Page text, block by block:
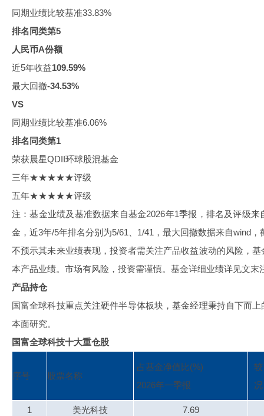
同期业绩比较基准33.83%
排名同类第5
人民币A份额
近5年收益109.59%
最大回撤-34.53%
VS
同期业绩比较基准6.06%
排名同类第1
荣获晨星QDII环球股混基金
三年★★★★★评级
五年★★★★★评级
注：基金业绩及基准数据来自基金2026年1季报，排名及评级
金，近3年/5年排名分别为5/61、1/41，最大回撤数据来自wind
不预示其未来业绩表现，投资者需关注产品收益波动的风险，
本产品业绩。市场有风险，投资需谨慎。基金详细业绩详见文末
产品持仓
国富全球科技重点关注硬件半导体板块，基金经理秉持自下而
本面研究。
国富全球科技十大重仓股
序号 股票名称
占基金净值比(%)
2026年一季报
况
1 美光科技
7.69